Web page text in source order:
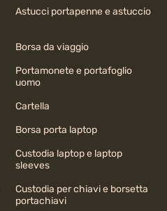
Astucci portapenne e astuccio
Borsa da viaggio
Portamonete e portafoglio
uomo
Cartella
Borsa porta laptop
Custodia laptop e laptop
sleeves
Custodia per chiavi e borsetta
portachiavi